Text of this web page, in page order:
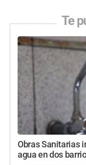
Te
Obras Sanitarias
agua en dos